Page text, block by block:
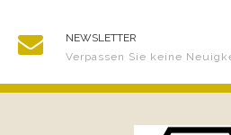
NEWSLETTER
Verpassen Sie keine